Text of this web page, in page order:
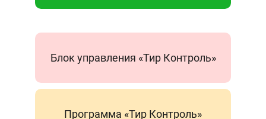
Блок управления «Тир Контроль»
Программа «Тир Контроль»